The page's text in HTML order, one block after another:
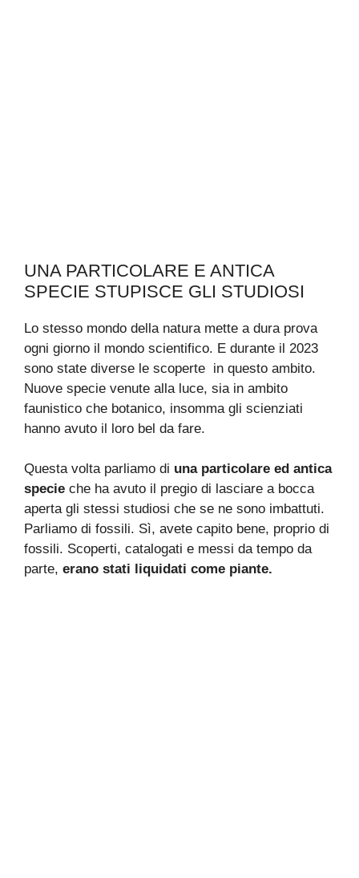
UNA PARTICOLARE E ANTICA
SPECIE STUPISCE GLI STUDIOSI
Lo stesso mondo della natura mette a dura prova
ogni giorno il mondo scientifico. E durante il 2023
sono state diverse le scoperte in questo ambito.
Nuove specie venute alla luce, sia in ambito
faunistico che botanico, insomma gli scienziati
hanno avuto il loro bel da fare.
Questa volta parliamo di una particolare ed antica
specie che ha avuto il pregio di lasciare a bocca
aperta gli stessi studiosi che se ne sono imbattuti.
Parliamo di fossili. Sì, avete capito bene, proprio di
fossili. Scoperti, catalogati e messi da tempo da
parte, erano stati liquidati come piante.